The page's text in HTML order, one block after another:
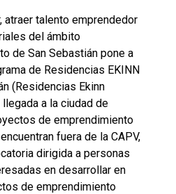
atraer talento emprendedor
del ámbito
de San Sebastián pone a
de Residencias EKINN
(Residencias Ekinn
a la ciudad de
de emprendimiento
fuera de la CAPV,
dirigida a personas
en desarrollar en
de emprendimiento